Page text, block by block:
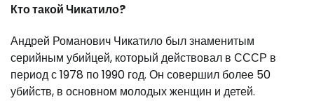
Кто такой Чикатило?
Андрей Романович Чикатило был знаменитым
серийным убийцей, который действовал в СССР в
период с 1978 по 1990 год. Он совершил более 50
убийств, в основном молодых женщин и детей.